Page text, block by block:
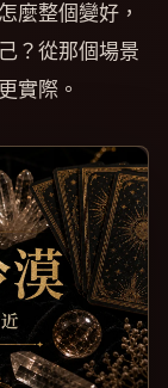
麼整個變好，
？從那個場景
實際。